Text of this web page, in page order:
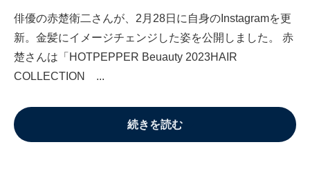
俳優の赤楚衛二さんが、2月28日に自身のInstagramを更
新。金髪にイメージチェンジした姿を公開しました。 赤
楚さんは「HOTPEPPER Beuauty 2023HAIR
COLLECTION ...
続きを読む